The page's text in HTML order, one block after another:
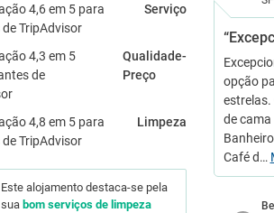
Serviço
Qualidade-
Preço
Limpeza
Este alojamento destaca-se pela
sua bom serviços de limpeza
opção
estrelas.
de
Café d…